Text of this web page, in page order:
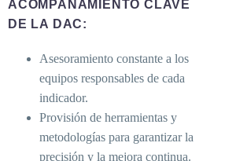
ACOMPAÑAMIENTO CLAVE
DE LA DAC:
Asesoramiento constante a los
equipos responsables de cada
indicador.
Provisión de herramientas y
metodologías para garantizar la
precisión y la mejora continua.